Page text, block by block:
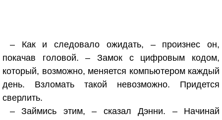
– Как и следовало ожидать, – произнес он,
покачав головой. – Замок с цифровым кодом,
который, возможно, меняется компьютером каждый
день. Взломать такой невозможно. Придется
сверлить.
– Займись этим, – сказал Дэнни. – Начинай